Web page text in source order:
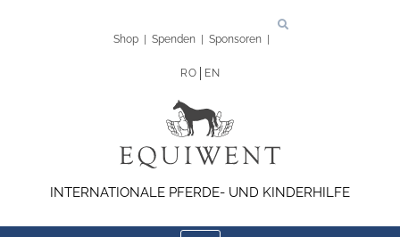
Shop Spenden Sponsoren
INTERNATIONALE PFERDE- UND KINDERHILFE
RO EN